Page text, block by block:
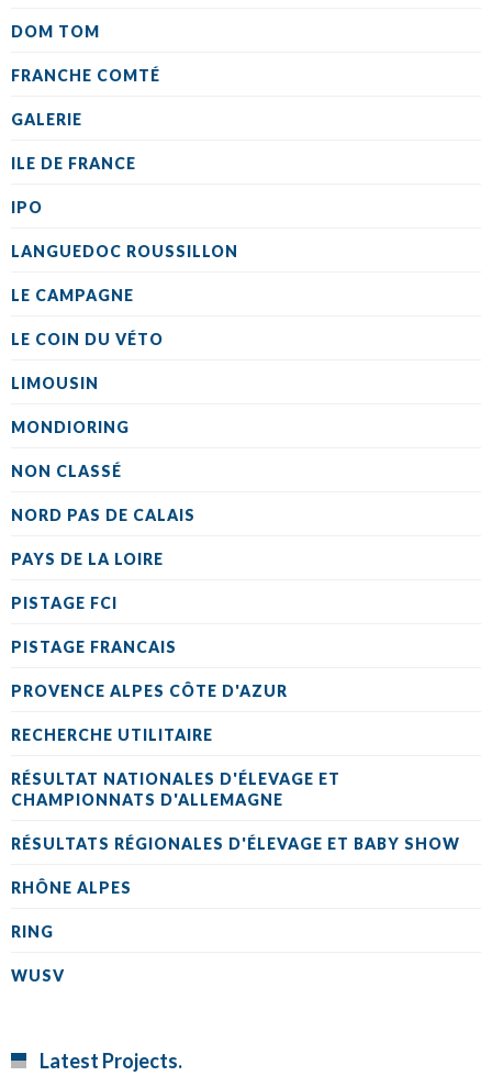
DOM TOM
FRANCHE COMTÉ
GALERIE
ILE DE FRANCE
IPO
LANGUEDOC ROUSSILLON
LE CAMPAGNE
LE COIN DU VÉTO
LIMOUSIN
MONDIORING
NON CLASSÉ
NORD PAS DE CALAIS
PAYS DE LA LOIRE
PISTAGE FCI
PISTAGE FRANCAIS
PROVENCE ALPES CÔTE D'AZUR
RECHERCHE UTILITAIRE
RÉSULTAT NATIONALES D'ÉLEVAGE ET
CHAMPIONNATS D'ALLEMAGNE
RÉSULTATS RÉGIONALES D'ÉLEVAGE ET BABY SHOW
RHÔNE ALPES
RING
WUSV
Latest Projects.